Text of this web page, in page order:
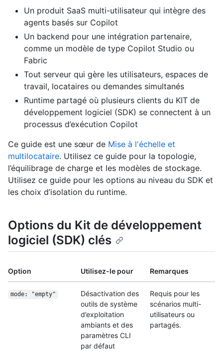
Un produit SaaS multi-utilisateur qui intègre des
agents basés sur Copilot
Un backend pour une intégration partenaire,
comme un modèle de type Copilot Studio ou
Fabric
Tout serveur qui gère les utilisateurs, espaces de
travail, locataires ou demandes simultanés
Runtime partagé où plusieurs clients du KIT de
développement logiciel (SDK) se connectent à un
processus d’exécution Copilot
Ce guide est une sœur de Mise à l'échelle et
multilocataire. Utilisez ce guide pour la topologie,
l’équilibrage de charge et les modèles de stockage.
Utilisez ce guide pour les options au niveau du SDK et
les choix d’isolation du runtime.
Options du Kit de développement
logiciel (SDK) clés
Option Utilisez-le pour Remarques
mode: "empty"
Désactivation des
outils de système
d’exploitation
ambiants et des
paramètres CLI
par défaut
Requis pour les
scénarios multi-
utilisateurs ou
partagés.